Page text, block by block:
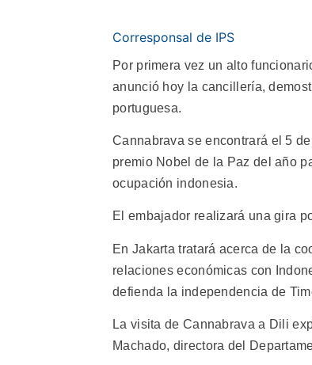
Corresponsal de IPS
Por primera vez un alto
anunció hoy la cancillería,
portuguesa.
Cannabrava se encontrará el 5
premio Nobel de la Paz del año
ocupación indonesia.
El embajador realizará una gira
En Jakarta tratará acerca de la
relaciones económicas con
defienda la independencia de
La visita de Cannabrava a Dili
Machado, directora del